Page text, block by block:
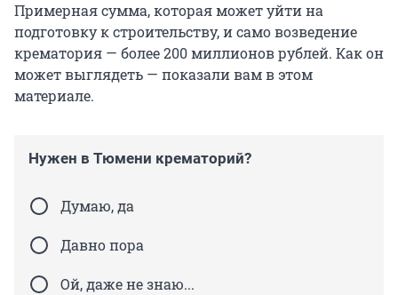
Примерная сумма, которая может уйти на
подготовку к строительству, и само возведение
крематория — более 200 миллионов рублей. Как он
может выглядеть — показали вам в этом
материале.
Нужен в Тюмени крематорий?
Думаю, да
Давно пора
Ой, даже не знаю...